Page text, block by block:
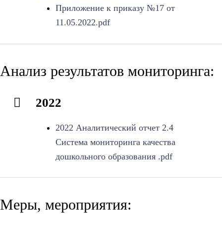
Приложение к приказу №17 от
11.05.2022.pdf
Анализ результатов мониторинга:
2022
2022 Аналитический отчет 2.4
Система мониторинга качества
дошкольного образования .pdf
Меры, мероприятия: